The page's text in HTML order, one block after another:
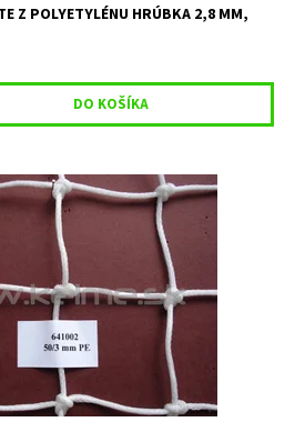
Z POLYETYLÉNU HRÚBKA 2,8 MM,
na tenisové kurty, skládky, ako
plochy. Materiál: polyetylén Hrúbka: 3
50 mm Farba: biela Uvedená cena...